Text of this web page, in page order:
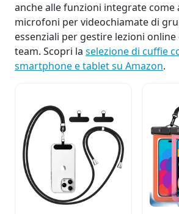
anche alle funzioni integrate come
microfoni per videochiamate di
essenziali per gestire lezioni
team. Scopri la selezione di cuffie
smartphone e tablet su Amazon.